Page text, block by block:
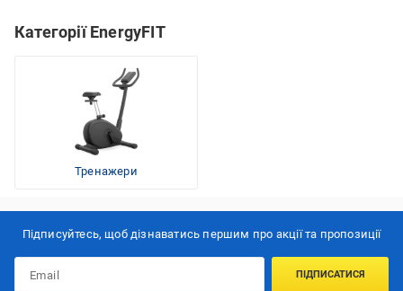
Категорії EnergyFIT
Тренажери
Підписуйтесь, щоб дізнаватись першим про акції та пропозиції
ПІДПИСАТИСЯ